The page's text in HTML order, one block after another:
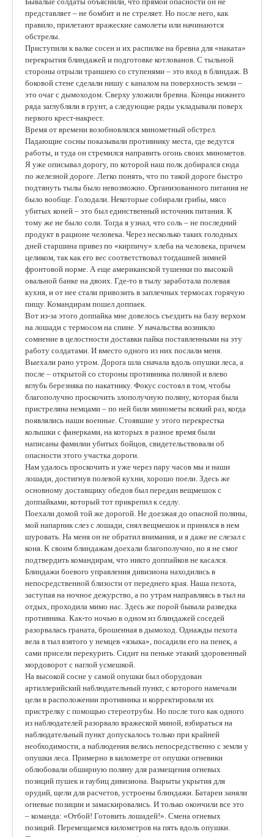
представляет – не бомбит и не стреляет. Но после него, как
правило, прилетают вражеские самолеты или начинаются
обстрелы.
Приступили к валке сосен и их распилке на бревна для «наката»
перекрытия блиндажей и подготовке котлованов. С тыльной
стороны отрыли траншею со ступенями – это вход в блиндаж. В
боковой стене сделали нишу с каналом на поверхность земли –
это очаг с дымоходом. Сверху уложили бревна. Концы нижнего
ряда заглубляли в грунт, а следующие ряды укладывали поверх
первого крест-накрест.
Время от времени возобновлялся минометный обстрел.
Падающие сосны показывали противнику места, где ведутся
работы, и туда он стремился направить огонь своих минометов.
Я уже описывал дорогу, по которой наш полк добирался сюда
по железной дороге. Легко понять, что по такой дороге быстро
подтянуть тылы было невозможно. Организованного питания не
было вообще. Голодали. Некоторые собирали грибы, мясо
убитых коней – это был единственный источник питания. К
тому же не было соли. Тогда я узнал, что соль – не последний
продукт в рационе человека. Через несколько таких голодных
дней старшина привез по «кирпичу» хлеба на человека, причем
целиком, так как его вес соответствовал тогдашней зимней
фронтовой норме. А еще американской тушенки по высокой
овальной банке на двоих. Где-то в тылу заработала полевая
кухня, и от нее стали привозить в заплечных термосах горячую
пищу. Командирам пошел доппаек.
Вот из-за этого доппайка мне довелось съездить на базу верхом
на лошади с термосом на спине. У начальства возникло
сомнение в целостности доставки пайка поставленными на эту
работу солдатами. И вместо одного из них послали меня.
Выехали рано утром. Дорога шла сначала вдоль опушки леса, а
после – открытой со стороны противника поляной и влево
вглубь березняка по накатнику. Фокус состоял в том, чтобы
благополучно проскочить злополучную поляну, которая была
пристреляна немцами – по ней били минометы всякий раз, когда
появлялись наши военные. Стоявшие у этого перекрестка
колышки с фанерками, на которых в разное время были
написаны фамилии убитых бойцов, свидетельствовали об
опасности этого участка дороги.
Нам удалось проскочить и уже через пару часов мы и наши
лошади, достигнув полевой кухни, хорошо поели. Здесь же
основному доставщику обедов был передан вещмешок с
доппайками, который тот прикрепил к седлу.
Поехали домой той же дорогой. Не доезжая до опасной поляны,
мой напарник слез с лошади, снял вещмешок и принялся в нем
шуровать. На меня он не обратил внимания, и я даже не слезал с
коня. К своим блиндажам доехали благополучно, но я не смог
подтвердить командирам, что никто доппайков не касался.
Блиндажи боевого управления дивизиона находились в
непосредственной близости от переднего края. Наша пехота,
заступая на ночное дежурство, а по утрам направляясь в тыл на
отдых, проходила мимо нас. Здесь же порой бывала разведка
противника. Как-то ночью в одном из блиндажей соседей
разорвалась граната, брошенная в дымоход. Однажды пехота
вела в тыл взятого у немцев «языка», посадили его на пенек, а
сами присели перекурить. Сидит на пеньке этакий здоровенный
мордоворот с наглой усмешкой.
На высокой сосне у самой опушки был оборудован
артиллерийский наблюдательный пункт, с которого намечали
цели в расположении противника и корректировали их
пристрелку с помощью стереотрубы. Но после того как одного
из наблюдателей разорвало вражеской миной, взбираться на
наблюдательный пункт допускалось только при крайней
необходимости, а наблюдения велись непосредственно с земли у
опушки леса. Примерно в километре от опушки огневики
облюбовали обширную поляну для размещения огневых
позиций пушек и гаубиц дивизиона. Вырыты укрытия для
орудий, щели для расчетов, устроены блиндажи. Батареи заняли
огневые позиции и замаскировались. И только окончили все это
– команда: «Отбой! Готовить лошадей!». Смена огневых
позиций. Перемещаемся километров на пять вдоль опушки.